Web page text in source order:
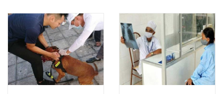
và Khoa học Sức khỏe,
Viện vắc xin & Bệnh
truyền nhiễm
(Vaxinfectio), Phòng thí
nghiệm vi sinh y tế (
LMM), được tài trợ bởi